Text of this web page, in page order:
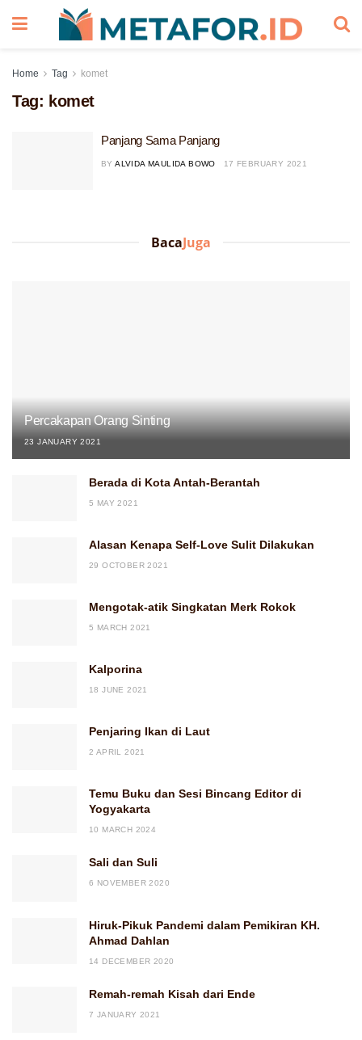
Home Tag komet
Tag: komet
Panjang Sama Panjang
BY ALVIDA MAULIDA BOWO 17 FEBRUARY 2021
BacaJuga
Percakapan Orang Sinting
23 JANUARY 2021
Berada di Kota Antah-Berantah
5 MAY 2021
Alasan Kenapa Self-Love Sulit Dilakukan
29 OCTOBER 2021
Mengotak-atik Singkatan Merk Rokok
5 MARCH 2021
Kalporina
18 JUNE 2021
Penjaring Ikan di Laut
2 APRIL 2021
Temu Buku dan Sesi Bincang Editor di
Yogyakarta
10 MARCH 2024
Sali dan Suli
6 NOVEMBER 2020
Hiruk-Pikuk Pandemi dalam Pemikiran KH.
Ahmad Dahlan
14 DECEMBER 2020
Remah-remah Kisah dari Ende
7 JANUARY 2021